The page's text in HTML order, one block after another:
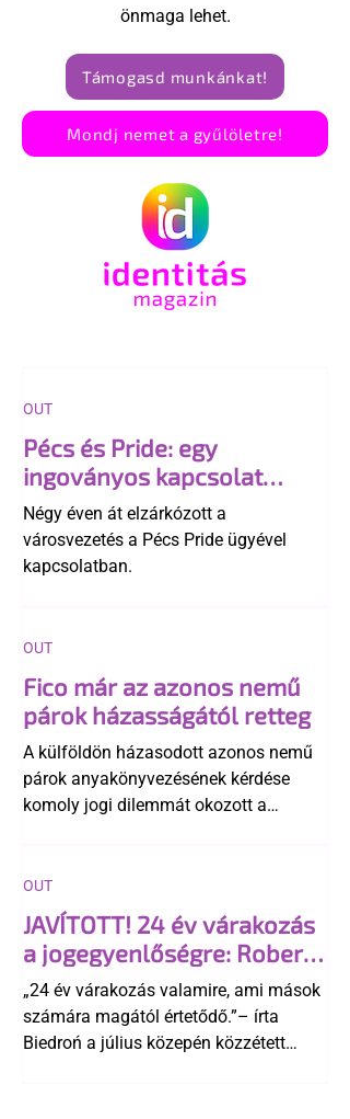
önmaga lehet.
Támogasd munkánkat!
Mondj nemet a gyűlöletre!
Pécs és Pride: egy
ingoványos kapcsolat
története
Négy éven át elzárkózott a
városvezetés a Pécs Pride ügyével
kapcsolatban.
OUT
Fico már az azonos nemű
párok házasságától retteg
A külföldön házasodott azonos nemű
párok anyakönyvezésének kérdése
komoly jogi dilemmát okozott a
egyértelműen tiltja a házasságuk
elismerését. Közben az ellenzéken belül
is vita robbant ki arról, hogy vissza
kellene-e vonni a kormány konzervatív
alkotmánymódosítását
OUT
JAVÍTOTT! 24 év várakozás
a jogegyenlőségre: Robert
Biedroń megindító üzenete
a lengyel bejegyzett
élettársi kapcsolatokért
„24 év várakozás valamire, ami mások
számára magától értetődő.”– írta
Biedroń a július közepén közzétett
OUT